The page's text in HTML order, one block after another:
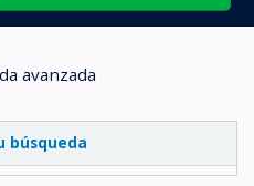
avanzada
búsqueda